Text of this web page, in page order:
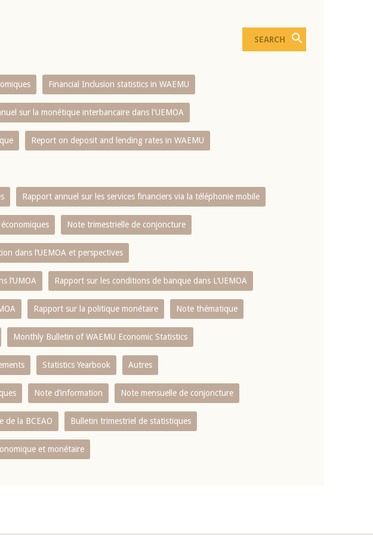
Financial Inclusion statistics in WAEMU
sur la monétique interbancaire dans l'UEMOA
Report on deposit and lending rates in WAEMU
Rapport annuel sur les services financiers via la téléphonie mobile
Note trimestrielle de conjoncture
dans l‘UEMOA et perspectives
l‘UMOA Rapport sur les conditions de banque dans L‘UEMOA
Rapport sur la politique monétaire Note thématique
Monthly Bulletin of WAEMU Economic Statistics
Statistics Yearbook Autres
Note d’information Note mensuelle de conjoncture
de la BCEAO Bulletin trimestriel de statistiques
et monétaire